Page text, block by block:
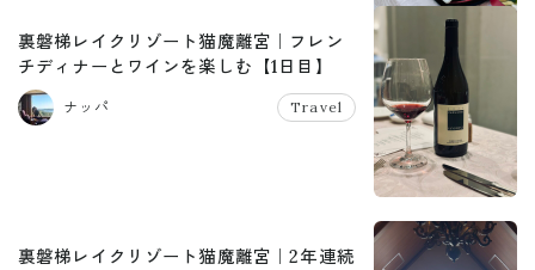
裏磐梯レイクリゾート猫魔離宮｜フレン
チディナーとワインを楽しむ【1日目】
ナッパ Travel
裏磐梯レイクリゾート猫魔離宮｜2年連続